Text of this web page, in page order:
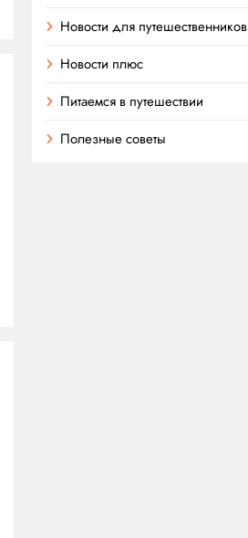
Новости для путешественников
Новости плюс
Питаемся в путешествии
Полезные советы